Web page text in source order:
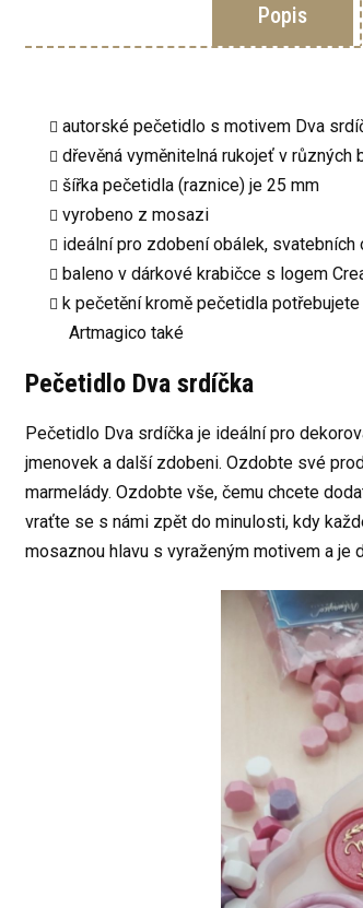
Popis
autorské pečetidlo s motivem Dva
dřevěná vyměnitelná rukojeť v různých
šířka pečetidla (raznice) je 25 mm
vyrobeno z mosazi
ideální pro zdobení obálek, svatebních
baleno v dárkové krabičce s logem
k pečetění kromě pečetidla
Artmagico také
Pečetidlo Dva srdíčka
Pečetidlo Dva srdíčka je ideální pro
jmenovek a další zdobeni. Ozdobte své
marmelády. Ozdobte vše, čemu chcete
vraťte se s námi zpět do minulosti, kdy
mosaznou hlavu s vyraženým motivem a je